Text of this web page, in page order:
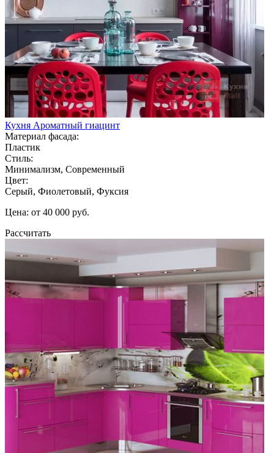
Кухня Ароматный гиацинт
Материал фасада:
Пластик
Стиль:
Минимализм, Современный
Цвет:
Серый, Фиолетовый, Фуксия
Цена: от 40 000 руб.
Рассчитать